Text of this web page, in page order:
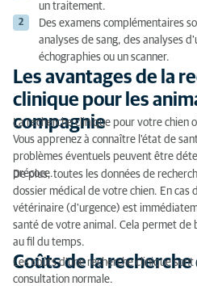
un traitement.
Des examens complémentaires
analyses de sang, des analyses
échographies ou un scanner.
Les avantages de la
clinique pour les
compagnie
La recherche clinique pour votre chien
Vous apprenez à connaître l'état de
problèmes éventuels peuvent être
précoce.
De plus, toutes les données de
dossier médical de votre chien. En cas
vétérinaire (d'urgence) est
santé de votre animal. Cela permet de
au fil du temps.
Coûts de la
Les coûts d'une recherche clinique
consultation normale.